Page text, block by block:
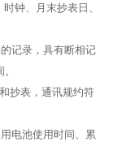
钟、月末抄表日、
记录，具有断相记
抄表，通讯规约符
电池使用时间、累